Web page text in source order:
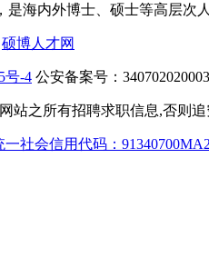
海内外博士、硕士等高层次
硕博人才网
号-4 公安备案号：
站之所有招聘求职信息,否则追
一社会信用代码：